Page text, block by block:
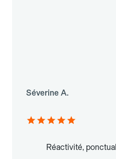
Séverine A.
Réactivité,